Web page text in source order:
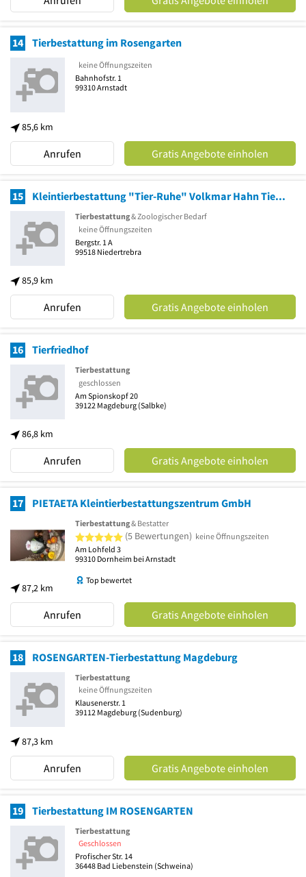
14 Tierbestattung im Rosengarten
85,6 km
keine Öffnungszeiten
Bahnhofstr. 1
99310Arnstadt
Anrufen Gratis Angebote einholen
15 Kleintierbestattung "Tier-Ruhe" Volkmar Hahn Tierbedarf
85,9 km
Tierbestattung& Zoologischer Bedarf
keine Öffnungszeiten
Bergstr. 1 A
99518 Niedertrebra
Anrufen Gratis Angebote einholen
16 Tierfriedhof
86,8 km
Tierbestattung
geschlossen
Am Spionskopf 20
39122 Magdeburg (Salbke)
Anrufen Gratis Angebote einholen
17 PIETAETA Kleintierbestattungszentrum GmbH
87,2 km
Tierbestattung& Bestatter
5 von 5 Sternen
(5 Bewertungen) keine Öffnungszeiten
Am Lohfeld 3
99310 Dornheim bei Arnstadt
Top bewertet
Anrufen Gratis Angebote einholen
18 ROSENGARTEN-Tierbestattung Magdeburg
87,3 km
Tierbestattung
keine Öffnungszeiten
Klausenerstr. 1
39112 Magdeburg (Sudenburg)
Anrufen Gratis Angebote einholen
19 Tierbestattung IM ROSENGARTEN
Tierbestattung
Geschlossen
Profischer Str. 14
36448 Bad Liebenstein (Schweina)